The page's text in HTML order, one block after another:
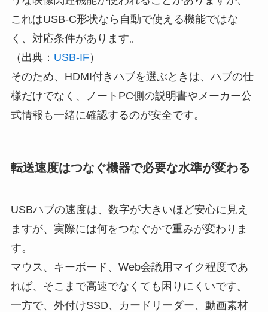
これはUSB-C形状なら自動で使える機能ではな
く、対応条件があります。
（出典： USB-IF）
そのため、HDMI付きハブを選ぶときは、ハブの仕
様だけでなく、ノートPC側の説明書やメーカー公
式情報も一緒に確認するのが安全です。
転送速度はつなぐ機器で必要な水準が変わる
USBハブの速度は、数字が大きいほど安心に見え
ますが、実際には何をつなぐかで重みが変わりま
す。
マウス、キーボード、Web会議用マイク程度であ
れば、そこまで高速でなくても困りにくいです。
一方で、外付けSSD、カードリーダー、動画素材